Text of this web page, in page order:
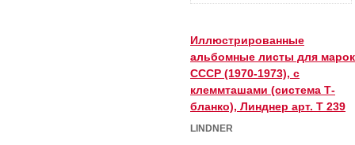
Иллюстрированные
альбомные листы для марок
СССР (1970-1973), с
клеммташами (система Т-
бланко), Линднер арт. Т 239
LINDNER